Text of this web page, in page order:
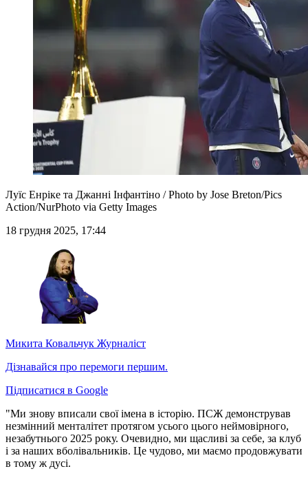
Луїс Енріке та Джанні Інфантіно / Photo by Jose Breton/Pics
Action/NurPhoto via Getty Images
18 грудня 2025, 17:44
Микита Ковальчук Журналіст
Дізнавайся про перемоги першим.
Підписатися в Google
"Ми знову вписали свої імена в історію. ПСЖ демонстрував
незмінний менталітет протягом усього цього неймовірного,
незабутнього 2025 року. Очевидно, ми щасливі за себе, за клуб
і за наших вболівальників. Це чудово, ми маємо продовжувати
в тому ж дусі.